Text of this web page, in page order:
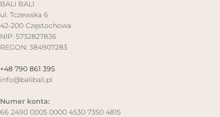
BALI BALI
ul. Tczewska 6
42-200 Częstochowa
NIP: 5732827836
REGON: 384907283
+48 790 861 395
info@balibali.pl
Numer konta:
66 2490 0005 0000 4530 7350 4815